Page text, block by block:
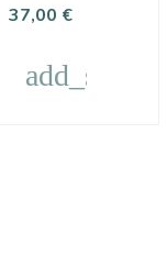
Prezzo
37,00 €